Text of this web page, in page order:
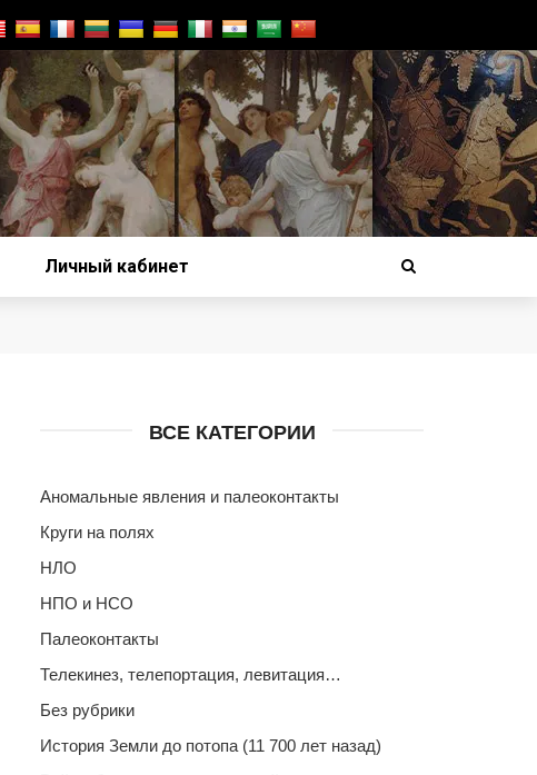
Личный кабинет
ВСЕ КАТЕГОРИИ
Аномальные явления и палеоконтакты
Круги на полях
НЛО
НПО и НСО
Палеоконтакты
Телекинез, телепортация, левитация…
Без рубрики
История Земли до потопа (11 700 лет назад)